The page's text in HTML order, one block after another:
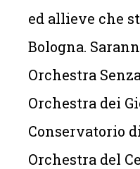
ed allieve che
Bologna.
Orchestra
Orchestra dei
Conservatorio
Orchestra del